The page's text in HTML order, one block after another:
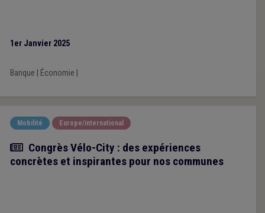
1er Janvier 2025
Banque Économie
Mobilité Europe/international
Article
Congrès Vélo-City : des expériences
concrètes et inspirantes pour nos communes